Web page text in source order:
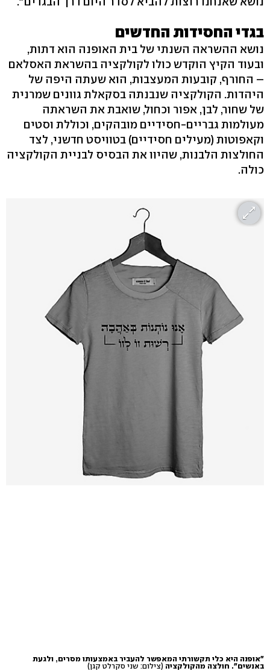
בגדי החסידות החדשים
נושא ההשראה השנתי של בית האופנה הוא דתות,
ובעוד הקיץ הוקדש כולו לקולקציה בהשראת האסלאם
– החורף, קובעות המעצבות, הוא שעתה היפה של
היהדות. הקולקציה שנבנתה בסקאלת גוונים שמרנית
של שחור, לבן, אפור וכחול, שואבת את השראתה
מעולמות גבריים-חסידיים מובהקים, וכוללת וסטים
וקאפוטות (מעילים חסידיים) בטוויסט חדשני, לצד
החולצות הלבנות, שהיוו את הבסיס לבניית הקולקציה
כולה.
"אופנה היא כלי תקשורתי המאפשר להעביר באמצעותו מסרים, ולגעת
באנשים". חולצה מהקולקציה (צילום: שני סקרלט קגן)